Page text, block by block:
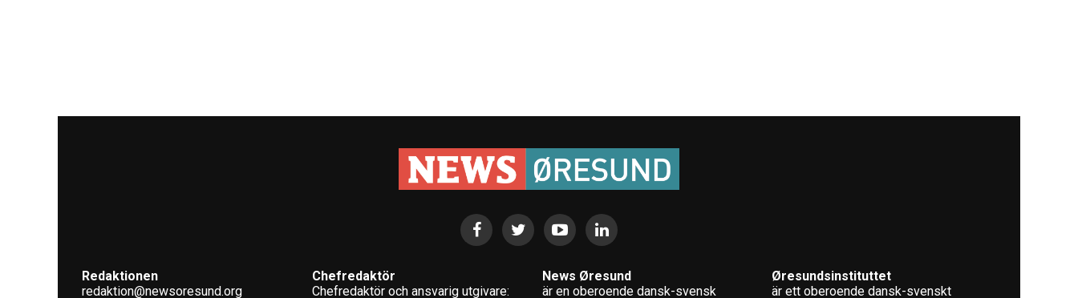
Redaktionen
redaktion@newsoresund.org
Chefredaktör
Chefredaktör och ansvarig utgivare:
News Øresund
är en oberoende dansk-svensk
Øresundsinstituttet
är ett oberoende dansk-svenskt